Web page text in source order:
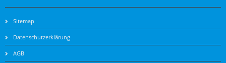
Sitemap
Datenschutzerklärung
AGB